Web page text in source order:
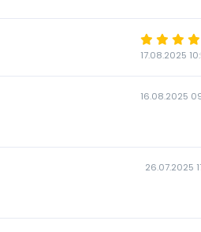
17.08.2025
16.08.2025
26.07.2025